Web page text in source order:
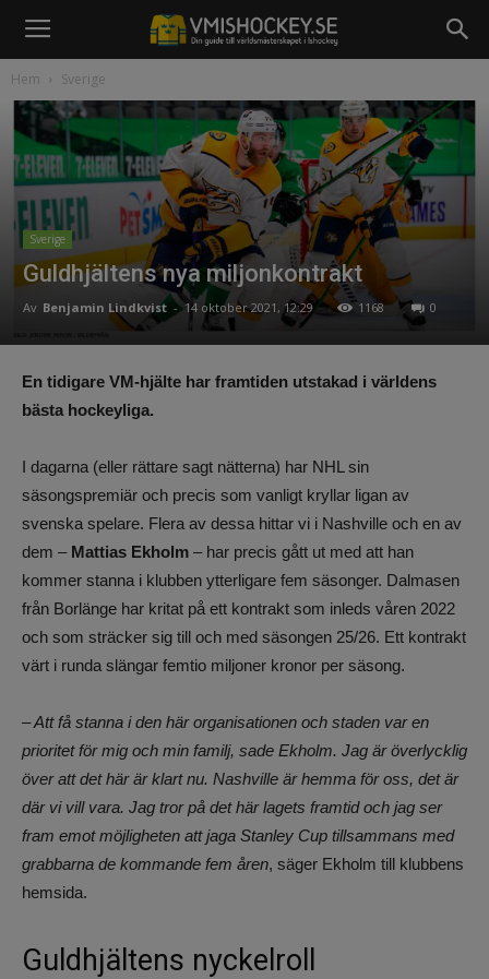
Hem Sverige
Sverige
Guldhjältens nya miljonkontrakt
Av Benjamin Lindkvist - 14 oktober 2021, 12:29 1168 0
En tidigare VM-hjälte har framtiden utstakad i världens
bästa hockeyliga.
I dagarna (eller rättare sagt nätterna) har NHL sin
säsongspremiär och precis som vanligt kryllar ligan av
svenska spelare. Flera av dessa hittar vi i Nashville och en av
dem – Mattias Ekholm – har precis gått ut med att han
kommer stanna i klubben ytterligare fem säsonger. Dalmasen
från Borlänge har kritat på ett kontrakt som inleds våren 2022
och som sträcker sig till och med säsongen 25/26. Ett kontrakt
värt i runda slängar femtio miljoner kronor per säsong.
– Att få stanna i den här organisationen och staden var en
prioritet för mig och min familj, sade Ekholm. Jag är överlycklig
över att det här är klart nu. Nashville är hemma för oss, det är
där vi vill vara. Jag tror på det här lagets framtid och jag ser
fram emot möjligheten att jaga Stanley Cup tillsammans med
grabbarna de kommande fem åren, säger Ekholm till klubbens
hemsida.
Guldhjältens nyckelroll